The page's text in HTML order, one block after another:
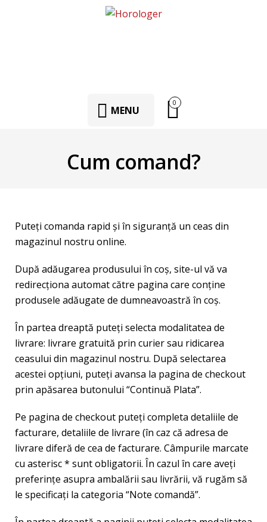
MENU
0
Cum comand?
Puteți comanda rapid și în siguranță un ceas din
magazinul nostru online.
După adăugarea produsului în coș, site-ul vă va
redirecționa automat către pagina care conține
produsele adăugate de dumneavoastră în coş.
În partea dreaptă puteți selecta modalitatea de
livrare: livrare gratuită prin curier sau ridicarea
ceasului din magazinul nostru. După selectarea
acestei opțiuni, puteţi avansa la pagina de checkout
prin apăsarea butonului “Continuă Plata”.
Pe pagina de checkout puteți completa detaliile de
facturare, detaliile de livrare (în caz că adresa de
livrare diferă de cea de facturare. Câmpurile marcate
cu asterisc * sunt obligatorii. În cazul în care aveți
preferințe asupra ambalării sau livrării, vă rugăm să
le specificați la categoria “Note comandă”.